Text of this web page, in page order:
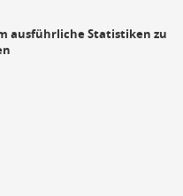
ausführliche Statistiken zu